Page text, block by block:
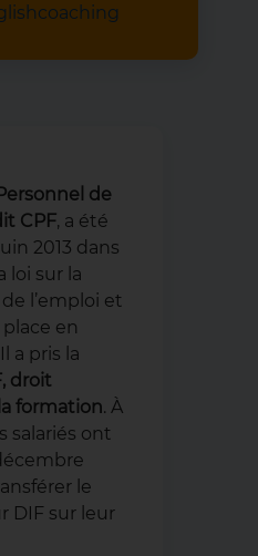
de
CPF, a été
2013 dans
loi sur la
l’emploi et
en
a pris la
droit
formation. À
salariés ont
le
DIF sur leur